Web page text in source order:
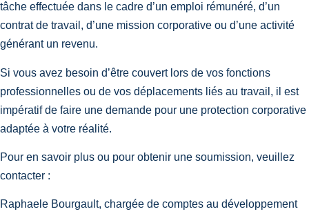
tâche effectuée dans le cadre d’un emploi rémunéré, d’un
contrat de travail, d’une mission corporative ou d’une activité
générant un revenu.
Si vous avez besoin d’être couvert lors de vos fonctions
professionnelles ou de vos déplacements liés au travail, il est
impératif de faire une demande pour une protection corporative
adaptée à votre réalité.
Pour en savoir plus ou pour obtenir une soumission, veuillez
contacter :
Raphaele Bourgault, chargée de comptes au développement